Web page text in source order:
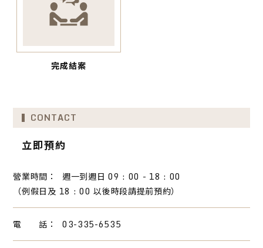
完成結案
CONTACT
立即預約
營業時間：
週一到週日 09 : 00 - 18 : 00
（例假日及 18 : 00 以後時段請提前預約）
電 話： 03-335-6535